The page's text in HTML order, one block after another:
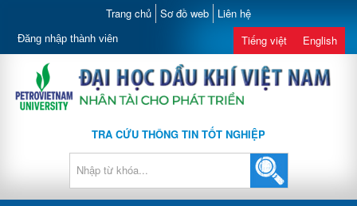
Trang chủ Sơ đồ web Liên hệ
Đăng nhập thành viên Tiếng việt English
TRA CỨU THÔNG TIN TỐT NGHIỆP